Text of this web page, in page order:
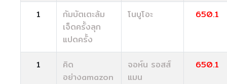
1
กัมบัตเตะล้ม
เจ็ดครั้งลุก
แปดครั้ง
โนบูโอะ 650.1
1
คิด
อย่างamazon
จอห์น รอสส์
แมน
650.1